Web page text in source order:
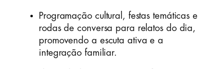
Programação cultural, festas temáticas e
rodas de conversa para relatos do dia,
promovendo a escuta ativa e a
integração familiar.